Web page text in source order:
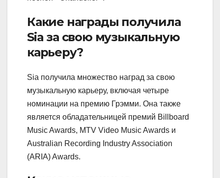
Какие награды получила
Sia за свою музыкальную
карьеру?
Sia получила множество наград за свою
музыкальную карьеру, включая четыре
номинации на премию Грэмми. Она также
является обладательницей премий Billboard
Music Awards, MTV Video Music Awards и
Australian Recording Industry Association
(ARIA) Awards.